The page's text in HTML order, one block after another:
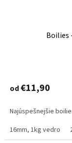
Boilies
produktu
z
hviezdičiek.
od€11,90
Najúspešnejšie
16mm, 1kg vedro